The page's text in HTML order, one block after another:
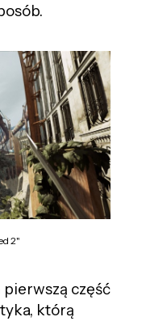
2"
część
którą